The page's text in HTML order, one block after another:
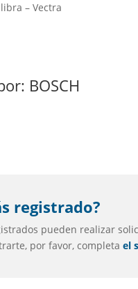
– Vectra
BOSCH
registrado?
pueden realizar
por favor, completael